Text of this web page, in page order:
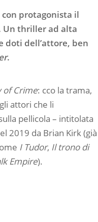
protagonista il
Un thriller ad alta
doti dell’attore, ben
.
of Crime: cco la trama,
attori che li
pellicola – intitolata
2019 da Brian Kirk (già
I Tudor, Il trono di
Empire).